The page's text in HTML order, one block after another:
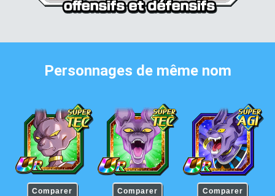
Personnages de même nom
Comparer Comparer Comparer